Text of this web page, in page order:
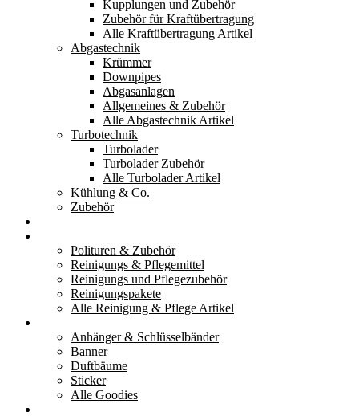
Kupplungen und Zubehör
Zubehör für Kraftübertragung
Alle Kraftübertragung Artikel
Abgastechnik
Krümmer
Downpipes
Abgasanlagen
Allgemeines & Zubehör
Alle Abgastechnik Artikel
Turbotechnik
Turbolader
Turbolader Zubehör
Alle Turbolader Artikel
Kühlung & Co.
Zubehör
Polituren & Zubehör
Reinigungs & Pflegemittel
Reinigungs und Pflegezubehör
Reinigungspakete
Alle Reinigung & Pflege Artikel
Anhänger & Schlüsselbänder
Banner
Duftbäume
Sticker
Alle Goodies